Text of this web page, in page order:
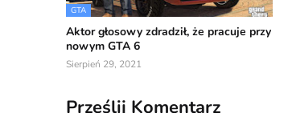
GTA
Aktor głosowy zdradził, że pracuje przy
nowym GTA 6
Sierpień 29, 2021
Prześlij Komentarz